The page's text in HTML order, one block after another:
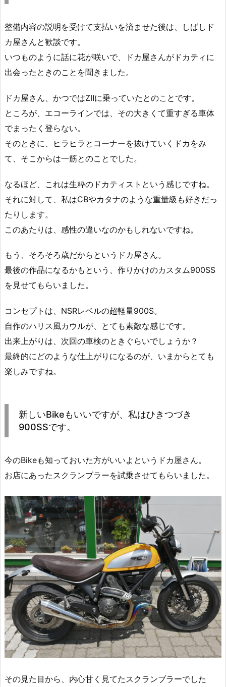
整備内容の説明を受けて支払いを済ませた後は、しばしド
カ屋さんと歓談です。
いつものように話に花が咲いで、ドカ屋さんがドカティに
出会ったときのことを聞きました。
ドカ屋さん、かつではZⅡに乗っていたとのことです。
ところが、エコーラインでは、その大きくて重すぎる車体
でまったく登らない。
そのときに、ヒラヒラとコーナーを抜けていくドカをみ
て、そこからは一筋とのことでした。
なるほど、これは生粋のドカティストという感じですね。
それに対して、私はCBやカタナのような重量級も好きだっ
たりします。
このあたりは、感性の違いなのかもしれないですね。
もう、そろそろ歳だからというドカ屋さん。
最後の作品になるかもという、作りかけのカスタム900SS
を見せてもらいました。
コンセプトは、NSRレベルの超軽量900S。
自作のハリス風カウルが、とても素敵な感じです。
出来上がりは、次回の車検のときぐらいでしょうか？
最終的にどのような仕上がりになるのが、いまからとても
楽しみですね。
新しいBikeもいいですが、私はひきつづき
900SSです。
今のBikeも知っておいた方がいいよというドカ屋さん。
お店にあったスクランブラーを試乗させてもらいました。
その見た目から、内心甘く見てたスクランブラーでした